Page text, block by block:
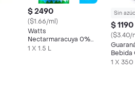
$ 2490
($1.66/ml)
Watts
Nectarmaracuya 0%
Azucar Anadida 1.5
1 X 1.5 L
Sin
$ 1190
($3.40/
Bebida
1 X 350